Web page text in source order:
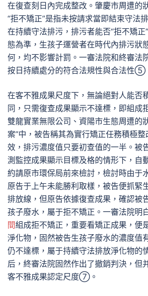
在復查刻日內完成整改。肇慶市周遭的
“拒不矯正”是指未按請求當即結束守法
在持續守法排污，排污者能否“拒不矯
態為準，生孩子運營者在時代內排污狀
何，均不影響計罰。一審法院和終審法
按日持續處分的符合法規性與合法性⑤
在客不雅成果尺度下，無論絕對人能否
同，只需復查成果顯示不達標，即組成
雙龍實業無限公司、資陽市生態周遭的
案”中，被告稱其為實行矯正任務積極
效，排污濃度值只要初查值的一半。被
測監控成果顯示目標及格的情形下，自
約請原市環保局前來檢討，檢討時由于
原告于上午未能勝利取樣，被告便抓緊
排放線，但原告依據復查成果，確認被
孩子廢水，屬于拒不矯正。一審法院明
間組成拒不矯正，重要看矯正成果，便
淨化物，固然被告生孩子廢水的濃度值
仍不達標，屬于持續守法排放淨化物
后，終審法院固然作出了撤銷判決，但
客不雅成果認定尺度⑦。